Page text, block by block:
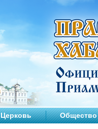
Церковь Общество